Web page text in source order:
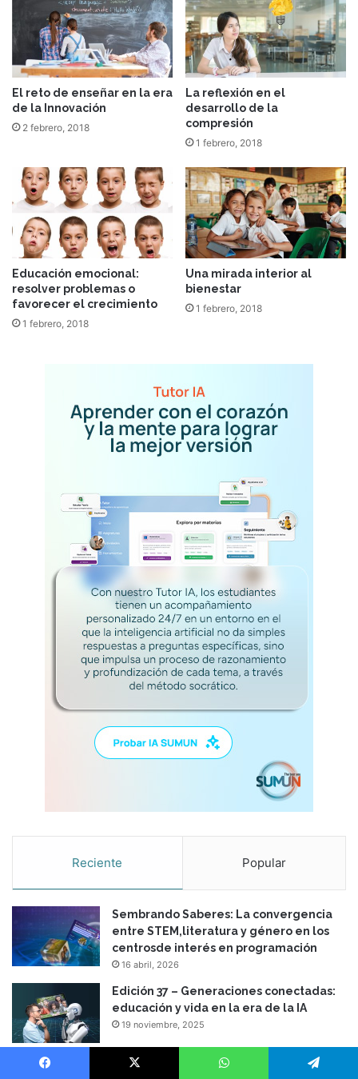
El reto de enseñar en la era
de la Innovación
2 febrero, 2018
La reflexión en el
desarrollo de la
compresión
1 febrero, 2018
Educación emocional:
resolver problemas o
favorecer el crecimiento
1 febrero, 2018
Una mirada interior al
bienestar
1 febrero, 2018
Reciente Popular
Sembrando Saberes: La convergencia
entre STEM,literatura y género en los
centrosde interés en programación
16 abril, 2026
Edición 37 – Generaciones conectadas:
educación y vida en la era de la IA
19 noviembre, 2025
Generaciones conectadas: educación y